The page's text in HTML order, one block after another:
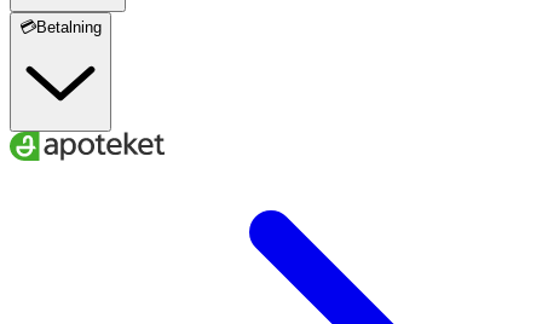
💳Betalning